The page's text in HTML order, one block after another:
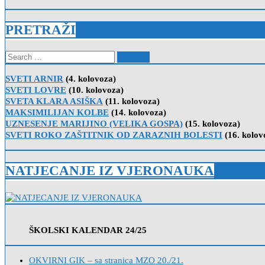
PRETRAŽI
Search
for:
SVETI ARNIR (4. kolovoza)
SVETI LOVRE (10. kolovoza)
SVETA KLARA ASIŠKA (11. kolovoza)
MAKSIMILIJAN KOLBE (14. kolovoza)
UZNESENJE MARIJINO (VELIKA GOSPA) (15. kolovoza)
SVETI ROKO ZAŠTITNIK OD ZARAZNIH BOLESTI (16.
NATJECANJE IZ VJERONAUKA
ŠKOLSKI KALENDAR 24/25
OKVIRNI GIK – sa stranica MZO 20./21.